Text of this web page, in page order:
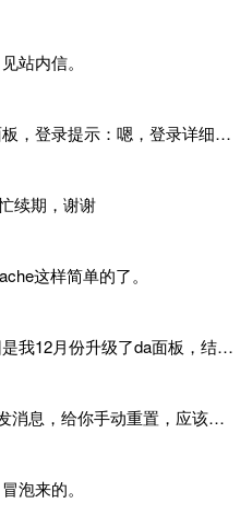
站内信。
站长，许久没有登陆面板，登录提示：嗯，登录详细信息似乎不正确。请重试。 网站还可以正常使用。如果是密码问题请帮忙重置一下密码。谢谢。订单号：97790，账号：aa20210950。 站长，提交了工单，你回复续期成功，不过我的问题是面部登陆信息有问题，一直是初始密码，现在无法登陆，有时间麻烦排查一下。
续期，谢谢
这样简单的了。
是的证书过期了，原因是我12月份升级了da面板，结果后台证书就不更新了，目前还在排查问题。切换PHP版本现在没有了，因为DA新版不支持。
可以给我QQ或者微信发消息，给你手动重置，应该是服务器插件有问题了，这个wp的主题太老了，导致现在好多的问题，网站的签到功能也是因为这个原因导致的。
泡来的。